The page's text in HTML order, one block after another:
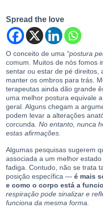
Spread the love
O conceito de uma “postura
comum. Muitos de nós fomos
sentar ou estar de pé direitos,
manter os ombros para trás.
terapeutas ainda dão grande
uma melhor postura equivale
geral. Alguns chegam a
podem levar a alterações
corcunda. No entanto, nunca
estas afirmações.
Algumas pesquisas sugerem
associada a um melhor
fadiga. Contudo, não se trata
posição específica — é mais
e como o corpo está a
respiração pode sinalizar e
funciona da mesma forma.